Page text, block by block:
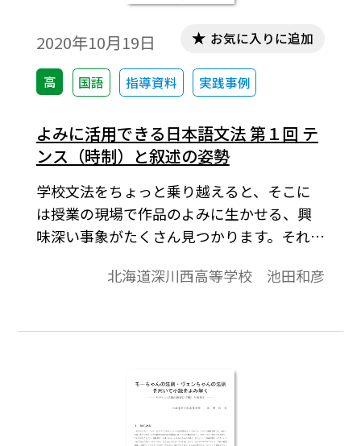
2020年10月19日
高 国語 指導資料 実践事例
お気に入りに追加
よみに活用できる日本語文法 第１回 テ
ンス（時制）と叙述の姿勢
学校文法をちょっと乗り越えると、そこに
は授業の現場で作品のよみに生かせる、興
味深い事象がたくさん見つかります。それら
現代文・古典のそれぞれで、それをどうよ
叙述姿勢の相違について、現代文は「羅生
北海道深川西高等学校 池田和彦